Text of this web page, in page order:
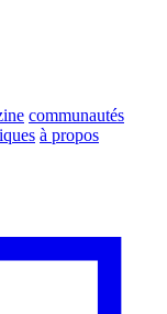
communautés
à propos